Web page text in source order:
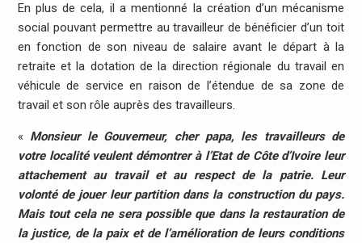
En plus de cela, il a mentionné la création d’un mécanisme
social pouvant permettre au travailleur de bénéficier d’un toit
en fonction de son niveau de salaire avant le départ à la
retraite et la dotation de la direction régionale du travail en
véhicule de service en raison de l’étendue de sa zone de
travail et son rôle auprès des travailleurs.
« Monsieur le Gouverneur, cher papa, les travailleurs de
votre localité veulent démontrer à l’Etat de Côte d’Ivoire leur
attachement au travail et au respect de la patrie. Leur
volonté de jouer leur partition dans la construction du pays.
Mais tout cela ne sera possible que dans la restauration de
la justice, de la paix et de l’amélioration de leurs conditions